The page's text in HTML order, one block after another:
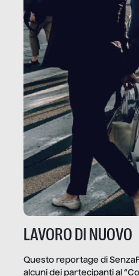
LAVORO DI NUOVO
Questo reportage di
alcuni dei partecipanti al